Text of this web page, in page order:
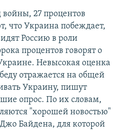
27 процентов
что Украина побеждает,
Россию в роли
процентов говорят о
Невысокая оценка
отражается на общей
Украину, пишут
опрос. По их словам,
"хорошей новостью"
Байдена, для которой